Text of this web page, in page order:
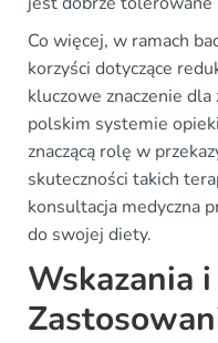
Co więcej, w ramach
korzyści dotyczące
kluczowe znaczenie
polskim systemie
znaczącą rolę w
skuteczności takich
konsultacja medyczna
do swojej diety.
Wskazania